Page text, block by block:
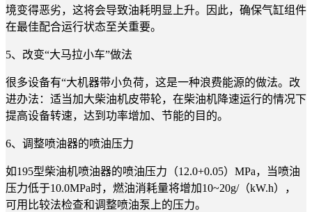
境变得恶劣，这将会导致油耗明显上升。因此，确保气缸组件
在最佳配合运行状态至关重要。
5、改变“大马拉小车”做法
很多设备有“大机器带小负荷，这是一种浪费能源的做法。改
进办法：适当加大柴油机皮带轮，在柴油机降速运行的情况下
提高设备转速，达到功率增加、节能的目的。
6、调整喷油器的喷油压力
如195型柴油机喷油器的喷油压力（12.0+0.05）MPa，当喷油
压力低于10.0MPa时，燃油消耗量将增加10~20g/（kW.h），
可用比较法检查和调整喷油泵上的压力。